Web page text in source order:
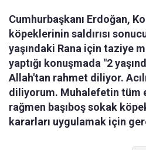
Cumhurbaşkanı Erdoğan,
köpeklerinin saldırısı
yaşındaki Rana için taziye
yaptığı konuşmada "2
Allah'tan rahmet diliyor.
diliyorum. Muhalefetin tüm
rağmen başıboş sokak
kararları uygulamak için